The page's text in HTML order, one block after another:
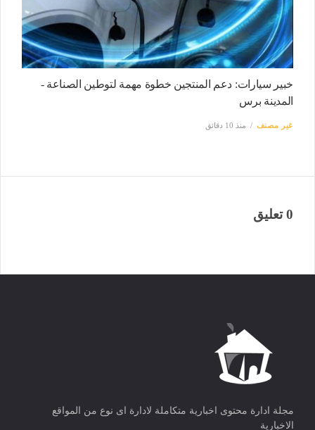
خبير سيارات: دعم المنتجين خطوة مهمة لتوطين الصناعة -
المدينة برس
غير مصنف منذ 10 دقائق
0 تعليق
مجلة ادارة محتوى اخبارية متكاملة لادارة اى نوع من المواقع
الاخبارية